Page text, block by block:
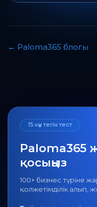
← Paloma365 блогы
15 күн тегін тест
Paloma365
қосыңыз
100+ бизнес түріне
қолжетімділік алып,